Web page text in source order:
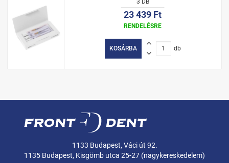
3 DB
23 439 Ft
RENDELÉSRE
KOSÁRBA db
1133 Budapest, Váci út 92.
1135 Budapest, Kisgömb utca 25-27 (nagykereskedelem)